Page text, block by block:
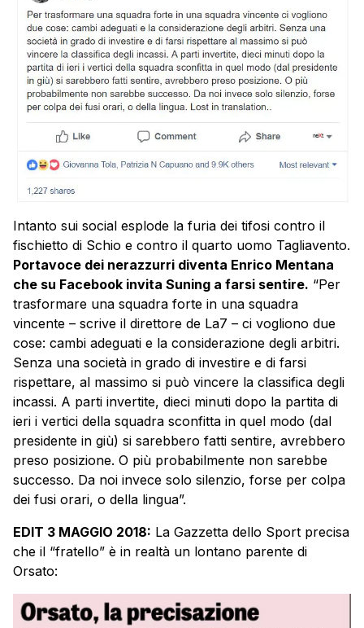
Intanto sui social esplode la furia dei tifosi contro il
fischietto di Schio e contro il quarto uomo Tagliavento.
Portavoce dei nerazzurri diventa Enrico Mentana
che su Facebook invita Suning a farsi sentire. “Per
trasformare una squadra forte in una squadra
vincente – scrive il direttore de La7 – ci vogliono due
cose: cambi adeguati e la considerazione degli arbitri.
Senza una società in grado di investire e di farsi
rispettare, al massimo si può vincere la classifica degli
incassi. A parti invertite, dieci minuti dopo la partita di
ieri i vertici della squadra sconfitta in quel modo (dal
presidente in giù) si sarebbero fatti sentire, avrebbero
preso posizione. O più probabilmente non sarebbe
successo. Da noi invece solo silenzio, forse per colpa
dei fusi orari, o della lingua”.
EDIT 3 MAGGIO 2018: La Gazzetta dello Sport precisa
che il “fratello” è in realtà un lontano parente di
Orsato: